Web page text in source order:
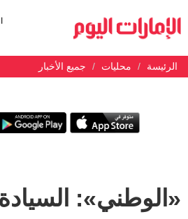
الرئيسة محليات جميع الأخبار
«الوطني»: